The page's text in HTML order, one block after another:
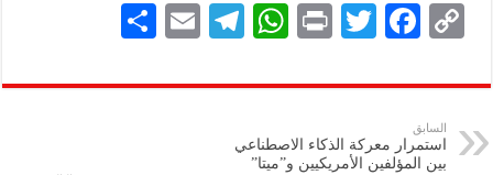
C
p
y
Li
F
eb
k
T
tt
P
nt
W
at
A
Te
gr
E
ai
ar
السابق
استمرار معركة الذكاء الاصطناعي
بين المؤلفين الأمريكيين و”ميتا”